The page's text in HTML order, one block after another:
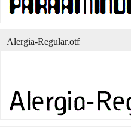
Alergia-Regular.otf